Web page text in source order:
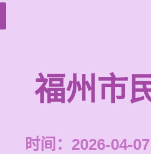
福州市
时间：2026-04-